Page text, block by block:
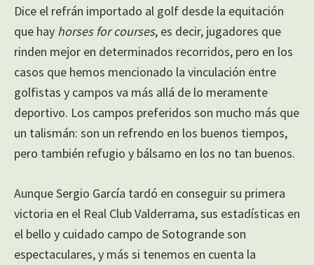
Dice el refrán importado al golf desde la equitación
que hay horses for courses, es decir, jugadores que
rinden mejor en determinados recorridos, pero en los
casos que hemos mencionado la vinculación entre
golfistas y campos va más allá de lo meramente
deportivo. Los campos preferidos son mucho más que
un talismán: son un refrendo en los buenos tiempos,
pero también refugio y bálsamo en los no tan buenos.
Aunque Sergio García tardó en conseguir su primera
victoria en el Real Club Valderrama, sus estadísticas en
el bello y cuidado campo de Sotogrande son
espectaculares, y más si tenemos en cuenta la